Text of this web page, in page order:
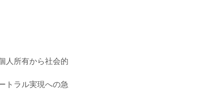
人所有から社会的
トラル実現への急